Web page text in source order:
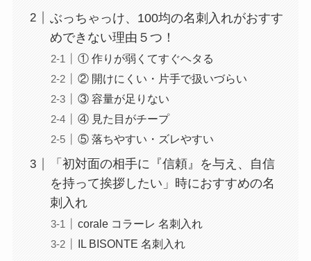
ぶっちゃっけ、100均の名刺入れがおすす
めできない理由５つ！
① 作りが弱くてすぐヘタる
② 開けにくい・片手で扱いづらい
③ 容量が足りない
④ 見た目がチープ
⑤ 落ちやすい・ズレやすい
「初対面の相手に『信頼』を与え、自信
を持って挨拶したい」時におすすめの名
刺入れ
corale コラーレ 名刺入れ
IL BISONTE 名刺入れ